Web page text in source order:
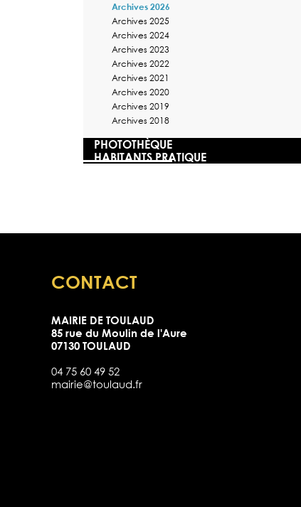
Archives 2026
Archives 2025
Archives 2024
Archives 2023
Archives 2022
Archives 2021
Archives 2020
Archives 2019
Archives 2018
PHOTOTHÈQUE
HABITANTS PRATIQUE
CONTACT
MAIRIE DE TOULAUD
85 rue du Moulin de l'Aure
07130 TOULAUD
04 75 60 49 52
mairie@toulaud.fr